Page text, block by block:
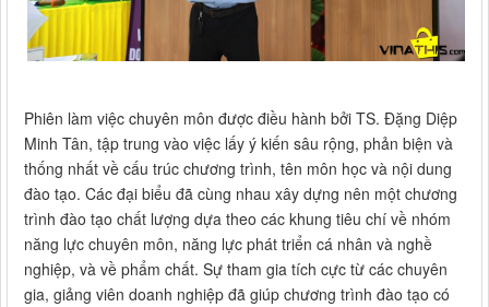
Phiên làm việc chuyên môn được điều hành bởi TS. Đặng Diệp
Minh Tân, tập trung vào việc lấy ý kiến sâu rộng, phản biện và
thống nhất về cấu trúc chương trình, tên môn học và nội dung
đào tạo. Các đại biểu đã cùng nhau xây dựng nên một chương
trình đào tạo chất lượng dựa theo các khung tiêu chí về nhóm
năng lực chuyên môn, năng lực phát triển cá nhân và nghề
nghiệp, và về phẩm chất. Sự tham gia tích cực từ các chuyên
gia, giảng viên doanh nghiệp đã giúp chương trình đào tạo có